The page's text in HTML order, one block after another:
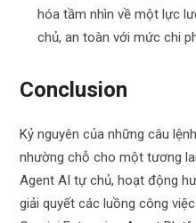
hóa tầm nhìn về một lực
chủ, an toàn với mức chi
Conclusion
Kỷ nguyên của những câu
nhường chỗ cho một tương
Agent AI tự chủ, hoạt động
giải quyết các luồng công